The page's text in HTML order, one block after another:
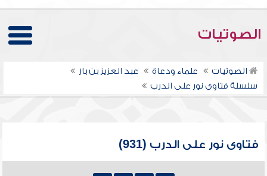
الصوتيات
الصوتيات علماء ودعاة
عبد العزيز بن باز
سلسلة فتاوى نور على الدرب
فتاوى نور على الدرب (931)